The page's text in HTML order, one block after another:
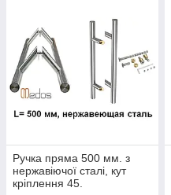
Ручка пряма 500 мм. з
нержавіючої сталі, кут
кріплення 45.